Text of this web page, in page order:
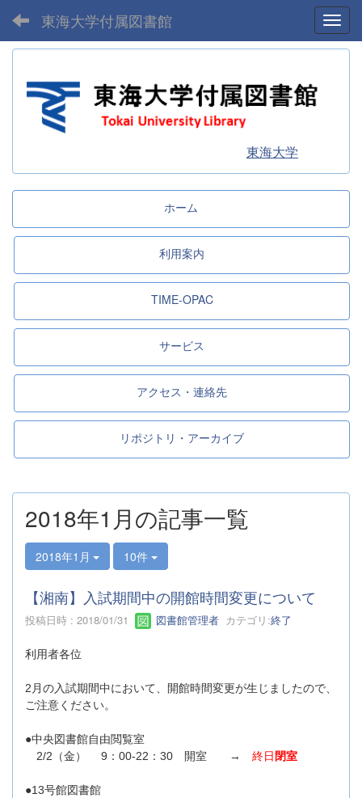
東海大学付属図書館
東海大学
ホーム
利用案内
TIME-OPAC
サービス
アクセス・連絡先
リポジトリ・アーカイブ
2018年1月の記事一覧
2018年1月 10件
【湘南】入試期間中の開館時間変更について
投稿日時 : 2018/01/31 図書館管理者 カテゴリ:終了
利用者各位
2月の入試期間中において、開館時間変更が生じましたので、
ご注意ください。
●中央図書館自由閲覧室
2/2（金） 9：00-22：30 開室 → 終日 閉室
●13号館図書館